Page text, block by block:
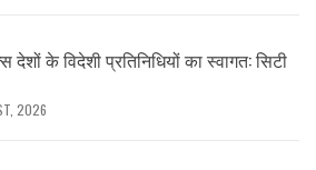
देशों के विदेशी प्रतिनिधियों का स्वागत: सिटी
2026